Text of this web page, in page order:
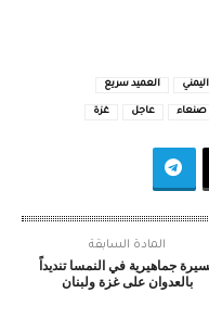
العميد سريع
صنعاء عاجل غزة
المادة السابقة
جماهيرية في النمسا تنديداً
بالعدوان على غزة ولبنان